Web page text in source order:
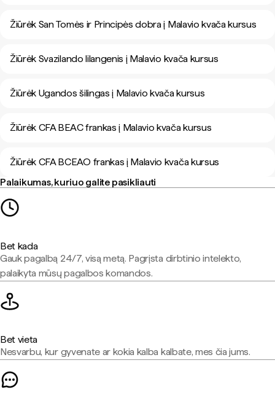
Žiūrėk San Tomės ir Principės dobra į Malavio kvača kursus
Žiūrėk Svazilando lilangenis į Malavio kvača kursus
Žiūrėk Ugandos šilingas į Malavio kvača kursus
Žiūrėk CFA BEAC frankas į Malavio kvača kursus
Žiūrėk CFA BCEAO frankas į Malavio kvača kursus
Palaikumas, kuriuo galite pasikliauti
Bet kada
Gauk pagalbą 24/7, visą metą. Pagrįsta dirbtinio intelekto,
palaikyta mūsų pagalbos komandos.
Bet vieta
Nesvarbu, kur gyvenate ar kokia kalba kalbate, mes čia jums.